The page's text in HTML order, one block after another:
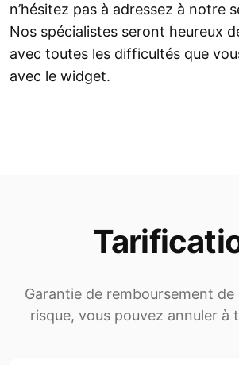
n’hésitez pas à adressez à notre
Nos spécialistes seront heureux
avec toutes les difficultés que
avec le widget.
Garantie de remboursement de
risque, vous pouvez annuler à